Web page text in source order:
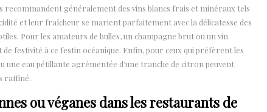
recommandent généralement des vins blancs frais et minéraux tels
et leur fraîcheur se marient parfaitement avec la délicatesse des
Pour les amateurs de bulles, un champagne brut ou un vin
de festivité à ce festin océanique. Enfin, pour ceux qui préfèrent les
une eau pétillante agrémentée d’une tranche de citron peuvent
raffiné.
ou véganes dans les restaurants de